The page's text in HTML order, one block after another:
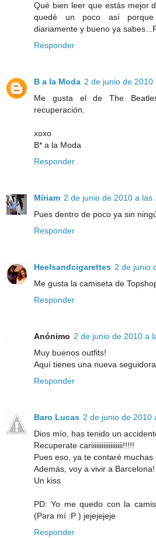
Qué bien leer que estás mejor
quedé un poco así
diariamente y bueno ya
Responder
B a la Moda 2 de junio de 2010
Me gusta el de The
recuperación.
xoxo
B* a la Moda
Responder
Míriam 2 de junio de 2010 a las
Pues dentro de poco ya sin
Responder
Heelsandcigarettes 2 de junio
Me gusta la camiseta de
Responder
Anónimo 2 de junio de 2010 a
Muy buenos outfits!
Aquí tienes una nueva
Responder
Baro Lucas 2 de junio de 2010
Dios mío, has tenido un
Recuperate cariiiiiiiiiiiiiiiiii!!!!!
Pues eso, ya te contaré muchas
Además, voy a vivir a Barcelona!
Un kiss
PD: Yo me quedo con la
(Para mí :P ) jejejejeje
Responder